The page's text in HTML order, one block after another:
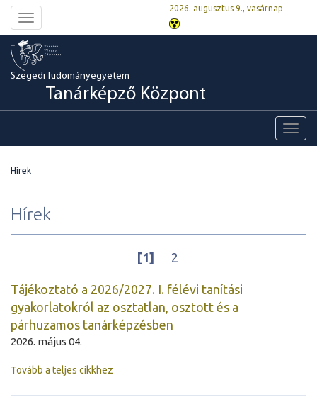
Toggle
navigation
2026. augusztus 9., vasárnap
Szegedi Tudományegyetem
Tanárképző Központ
Hírek
Hírek
[1] 2
Tájékoztató a 2026/2027. I. félévi tanítási
gyakorlatokról az osztatlan, osztott és a
párhuzamos tanárképzésben
2026. május 04.
Tovább a teljes cikkhez